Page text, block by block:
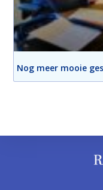
Nog meer mooie